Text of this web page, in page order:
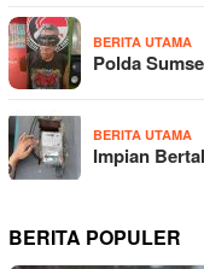
BERITA UTAMA
Polda
BERITA UTAMA
Impian
BERITA POPULER